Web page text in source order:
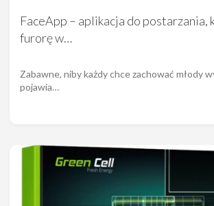
FaceApp – aplikacja do postarzania,
furorę w…
Zabawne, niby każdy chce zachować młody
pojawia…